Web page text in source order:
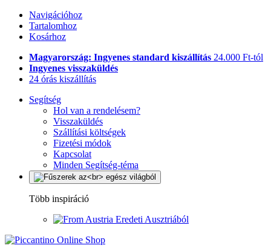
Navigációhoz
Tartalomhoz
Kosárhoz
Magyarország: Ingyenes standard kiszállítás 24.000 Ft-tól
Ingyenes visszaküldés
24 órás kiszállítás
Segítség
Hol van a rendelésem?
Visszaküldés
Szállítási költségek
Fizetési módok
Kapcsolat
Minden Segítség-téma
Több inspiráció
Eredeti Ausztriából